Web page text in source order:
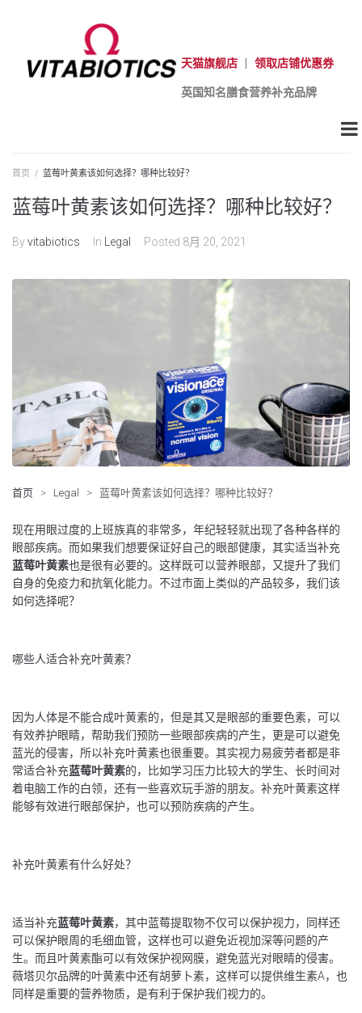
天猫旗舰店 领取店铺优惠券
英国知名膳食营养补充品牌
首页 / 蓝莓叶黄素该如何选择？哪种比较好？
蓝莓叶黄素该如何选择？哪种比较好？
Byvitabiotics In Legal Posted 8月 20, 2021
首页 > Legal > 蓝莓叶黄素该如何选择？哪种比较好？
现在用眼过度的上班族真的非常多，年纪轻轻就出现了各种各样的
眼部疾病。而如果我们想要保证好自己的眼部健康，其实适当补充
蓝莓叶黄素也是很有必要的。这样既可以营养眼部，又提升了我们
自身的免疫力和抗氧化能力。不过市面上类似的产品较多，我们该
如何选择呢？
哪些人适合补充叶黄素？
因为人体是不能合成叶黄素的，但是其又是眼部的重要色素，可以
有效养护眼睛，帮助我们预防一些眼部疾病的产生，更是可以避免
蓝光的侵害，所以补充叶黄素也很重要。其实视力易疲劳者都是非
常适合补充蓝莓叶黄素的，比如学习压力比较大的学生、长时间对
着电脑工作的白领，还有一些喜欢玩手游的朋友。补充叶黄素这样
能够有效进行眼部保护，也可以预防疾病的产生。
补充叶黄素有什么好处？
适当补充蓝莓叶黄素，其中蓝莓提取物不仅可以保护视力，同样还
可以保护眼周的毛细血管，这样也可以避免近视加深等问题的产
生。而且叶黄素酯可以有效保护视网膜，避免蓝光对眼睛的侵害。
薇塔贝尔品牌的叶黄素中还有胡萝卜素，这样可以提供维生素A，也
同样是重要的营养物质，是有利于保护我们视力的。